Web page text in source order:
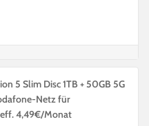
5 Slim Disc 1TB + 50GB 5G
Netz für
4,49€/Monat